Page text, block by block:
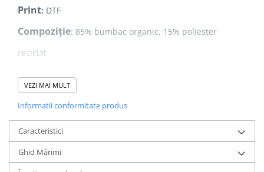
Print: DTF
Compoziție: 85% bumbac organic, 15% poliester
reciclat
- Bordură reiată la manșete și la bază
- Interior French Terry, potrivit pentru primăvară sau seri
răcoroase de vară
VEZI MAI MULT
Informatii conformitate produs
Caracteristici
Ghid Mărimi